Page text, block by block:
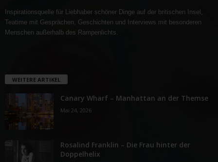
Inspirationsquelle für Liebhaber schöner Dinge auf der britischen Insel,
Teatime mit Gesprächen, Geschichten und Interviews mit besonderen
Menschen außerhalb des Rampenlichts.
WEITERE ARTIKEL
Canary Wharf – Manhattan an der Themse
Mai 24, 2026
Rosalind Franklin – Die Frau hinter der
Doppelhelix